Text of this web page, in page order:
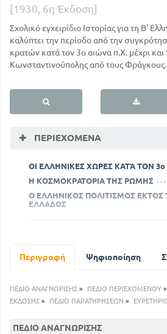
[1930, 6η Έκδοση]
Σχολικό εγχειρίδιο Ιστορίας για τη Β'
καλύπτει την περίοδο από την
κρατών κατά τον 3ο αιώνα π.Χ. μέχρι
Κωνσταντινούπολης από τους Φράγκους.
ΠΕΡΙΕΧΌΜΕΝΑ
ΟΙ ΕΛΛΗΝΙΚΕΣ ΧΩΡΕΣ ΚΑΤΆ ΤΟΝ
Η ΚΟΣΜΟΚΡΑΤΟΡΙΑ ΤΗΣ ΡΩΜΗΣ
Ο ΕΛΛΗΝΙΚΟΣ ΠΟΛΙΤΙΣΜΟΣ ΕΚΤΟΣ
ΕΛΛΑΔΟΣ
Ο ΧΡΙΣΤΙΑΝΙΣΜΟΣ ΚΑΙ Η
Η ΕΛΛΗΝΙΚΗ ΑΥΤΟΚΡΑΤΟΡΙΑ ΚΑΤΆ
ΑΙΩΝΑ
ΠΑΡΑΚΜΗ ΤΗΣ ΕΛΛΗΝΙΚΗΣ
Περιγραφή Ψηφιοποίηση
ΠΕΔΙΟ ΑΝΑΓΝΩΡΙΣΗΣ » ΠΕΔΙΟ ΠΕΡΙΕΧΟΜΕΝΟΥ »
ΕΚΔΟΣΗΣ » ΠΕΔΙΟ ΠΑΡΑΤΗΡΗΣΕΩΝ »
ΠΕΔΙΟ ΑΝΑΓΝΩΡΙΣΗΣ